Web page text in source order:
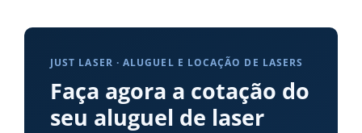
JUST LASER · ALUGUEL E LOCAÇÃO DE LASERS
Faça agora a cotação do
seu aluguel de laser